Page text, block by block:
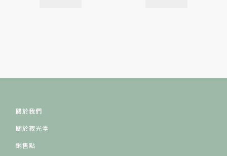
關於我們
關於寂光堂
銷售點